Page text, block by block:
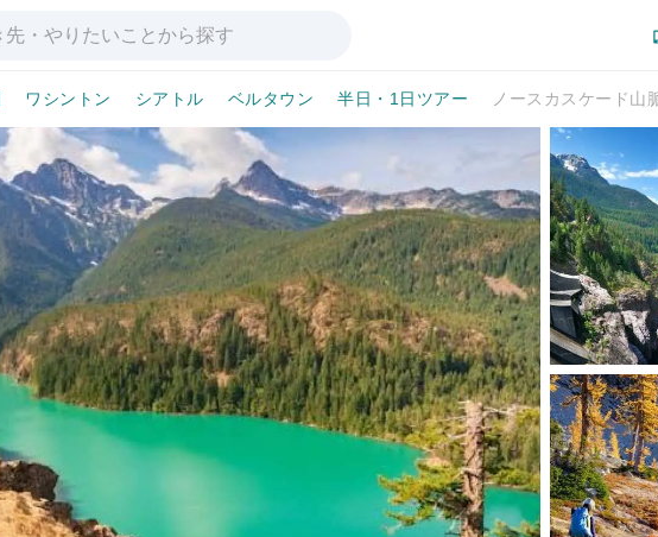
ワシントン シアトル ベルタウン 半日・1日ツアー ノースカスケード山